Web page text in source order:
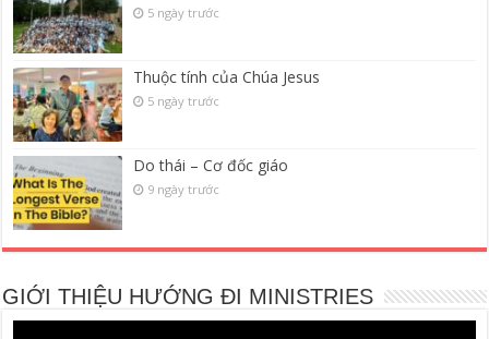
5 ngày trước
Thuộc tính của Chúa Jesus
5 ngày trước
Do thái – Cơ đốc giáo
9 ngày trước
GIỚI THIỆU HƯỚNG ĐI MINISTRIES